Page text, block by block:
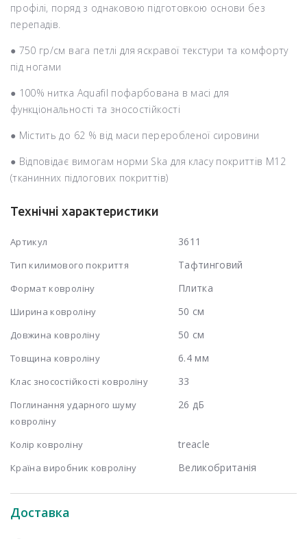
Доставка
профілі, поряд з однаковою підготовкою основи без
перепадів.
● 750 гр/см вага петлі для яскравої текстури та комфорту
під ногами
● 100% нитка Aquafil пофарбована в масі для
функціональності та зносостійкості
● Містить до 62 % від маси переробленої сировини
● Відповідає вимогам норми Ska для класу покриттів M12
(тканинних підлогових покриттів)
Технічні характеристики
Артикул 3611
Тип килимового покриття Тафтинговий
Формат ковроліну Плитка
Ширина ковроліну 50 см
Довжина ковроліну 50 см
Товщина ковроліну 6.4 мм
Клас зносостійкості ковроліну 33
Поглинання ударного шуму
ковроліну
26 дБ
Колір ковроліну treacle
Країна виробник ковроліну Великобританія